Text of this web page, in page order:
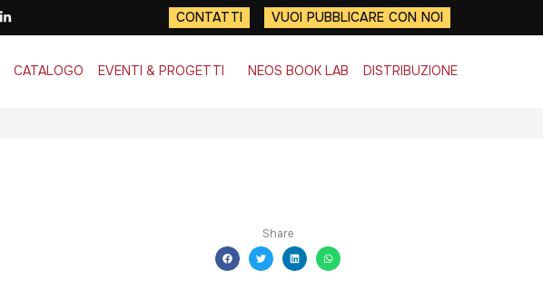
CONTATTI VUOI PUBBLICARE CON NOI
CATALOGO EVENTI & PROGETTI NEOS BOOK LAB DISTRIBUZIONE
Share